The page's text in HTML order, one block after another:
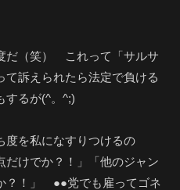
だ（笑） これって「サルサ
て訴えられたら法定で負ける
するが(^。^;)
度を私になすりつけるの
だけでか？！」「他のジャン
？！」 ●●党でも雇ってゴネ